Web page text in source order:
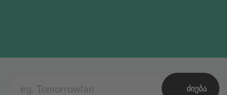
ᲫᲘᲔᲑᲐ